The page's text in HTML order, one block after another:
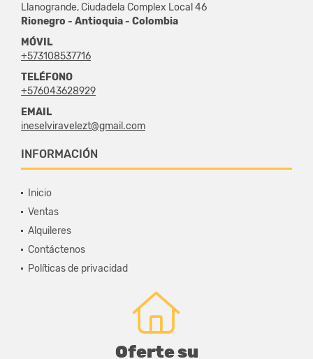
Llanogrande, Ciudadela Complex Local 46
Rionegro - Antioquia - Colombia
MÓVIL
+573108537716
TELÉFONO
+576043628929
EMAIL
ineselviravelezt@gmail.com
INFORMACIÓN
Inicio
Ventas
Alquileres
Contáctenos
Políticas de privacidad
Oferte su